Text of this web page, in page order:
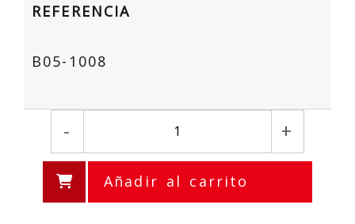
REFERENCIA
B05-1008
- +
Añadir al carrito